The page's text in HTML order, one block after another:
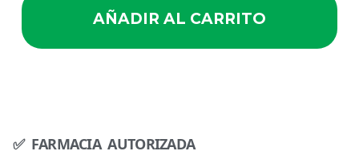
AÑADIR AL CARRITO
✅ FARMACIA AUTORIZADA